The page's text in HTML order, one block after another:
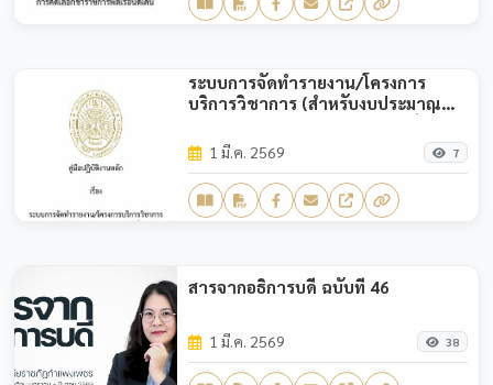
ระบบการจัดทำรายงาน/โครงการ
บริการวิชาการ (สำหรับงบประมาณ
การพัฒนาท้องถิ่น)
1 มี.ค. 2569 7
สารจากอธิการบดี ฉบับที่ 46
1 มี.ค. 2569 38